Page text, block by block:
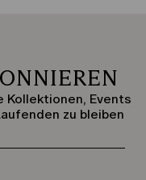
Kollektionen, Events
zu bleiben